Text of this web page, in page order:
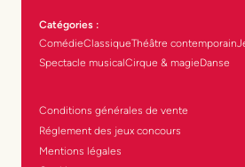
Catégories :
ComédieClassiqueThéâtre contemporain
Spectacle musicalCirque & magieDanse
Conditions générales de vente
Réglement des jeux concours
Mentions légales